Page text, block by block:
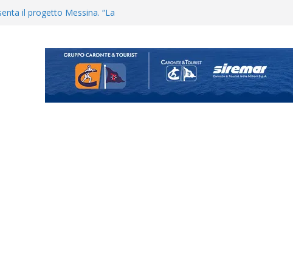
il progetto Messina. “La
e Kamarat restano in
si alzano i ritmi tra lavoro
“Mondo Messina